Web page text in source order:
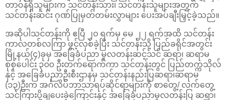
တာဝန်ရှိသူများက သင်တန်းသား၊ သင်တန်းသူများအတွက်
သင်တန်းဆင်း ဂုဏ်ပြုမှတ်တမ်းလွှာများ ပေးအပ်ချီးမြှင့်ခဲ့သည်။
အဆိုပါသင်တန်းကို ဧပြီ ၂၀ ရက်မှ မေ ၂၂ ရက်အထိ သင်တန်း
ကာလတစ်လကြာ ဖွင့်လှစ်ခဲ့ပြီး သင်တန်းသို့ ပြည်ခရိုင်အတွင်း
မြို့နယ်(၄)ခုမှ အခြေခံပညာ မူလတန်းဆင့်သင် ဆရာ၊ ဆရာမ
စုစုပေါင်း ၃၀၀ ဦးတက်ရောက်ကာ သင်တန်းတွင် ပြည်တက္ကသိုလ်
နှင့် အခြေခံပညာဦးစီးဌာနမှ သင်တန်းနည်းပြဆရာ၊ဆရာမ
(၁၃)ဦးက အင်္ဂလိပ်ဘာသာရပ်ဆိုင်ရာများကို စာတွေ့/ လက်တွေ့
သင်ကြားပို့ချပေးခဲ့ကြောင်းနှင့် အခြေခံပညာမူလတန်းပြ ဆရာ၊